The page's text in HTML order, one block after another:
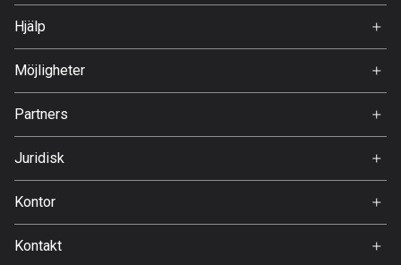
Ecuador
519 rutter
Egypten
Om Oss
Hjälp
Möjligheter
Partners
Juridisk
Kontor
412 63 Gothenburg
Kontakt